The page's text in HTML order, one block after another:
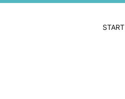
START